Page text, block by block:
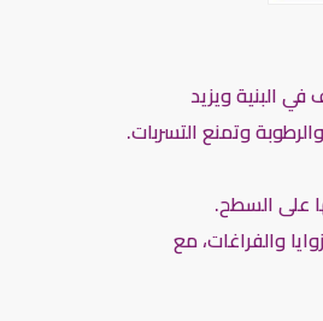
البنية ويزيد
وتمنع التسربات.
على السطح.
والفراغات، مع